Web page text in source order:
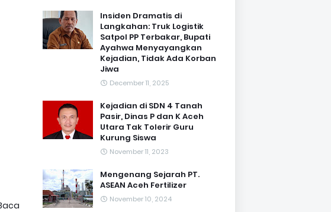
Insiden Dramatis di
Langkahan: Truk Logistik
Satpol PP Terbakar, Bupati
Ayahwa Menyayangkan
Kejadian, Tidak Ada Korban
Jiwa
December 11, 2025
Kejadian di SDN 4 Tanah
Pasir, Dinas P dan K Aceh
Utara Tak Tolerir Guru
Kurung Siswa
November 11, 2023
Mengenang Sejarah PT.
ASEAN Aceh Fertilizer
November 10, 2024